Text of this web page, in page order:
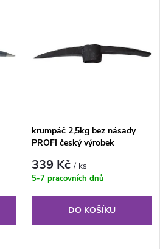
krumpáč 2,5kg bez násady
PROFI český výrobek
339 Kč/ ks
5-7 pracovních dnů
DO KOŠÍKU